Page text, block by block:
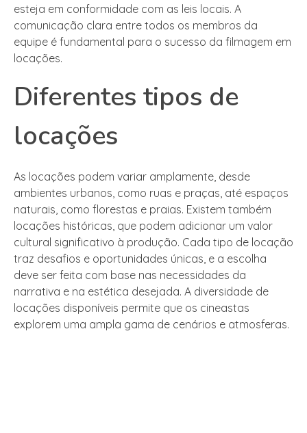
esteja em conformidade com as leis locais. A
comunicação clara entre todos os membros da
equipe é fundamental para o sucesso da filmagem em
locações.
Diferentes tipos de
locações
As locações podem variar amplamente, desde
ambientes urbanos, como ruas e praças, até espaços
naturais, como florestas e praias. Existem também
locações históricas, que podem adicionar um valor
cultural significativo à produção. Cada tipo de locação
traz desafios e oportunidades únicas, e a escolha
deve ser feita com base nas necessidades da
narrativa e na estética desejada. A diversidade de
locações disponíveis permite que os cineastas
explorem uma ampla gama de cenários e atmosferas.